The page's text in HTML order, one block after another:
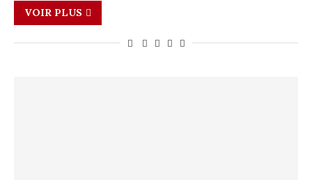
VOIR PLUS